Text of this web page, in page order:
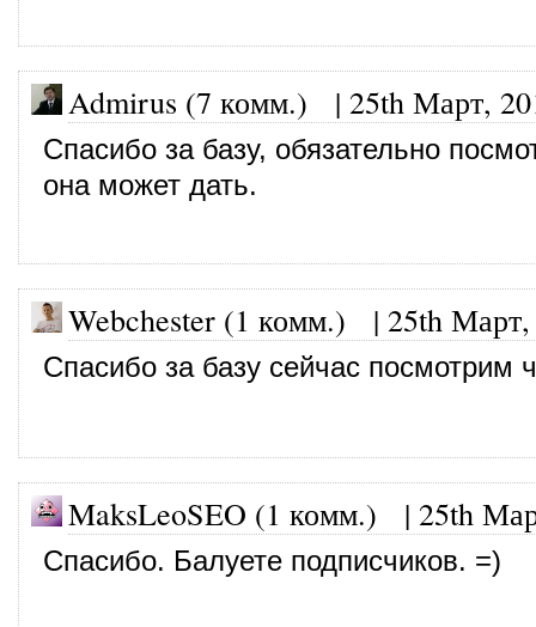
Admirus (7 комм.) | 25th Март,
Спасибо за базу, обязательно
она может дать.
Webchester (1 комм.) | 25th
Спасибо за базу сейчас посмотрим
MaksLeoSEO (1 комм.) | 25th
Спасибо. Балуете подписчиков. =)